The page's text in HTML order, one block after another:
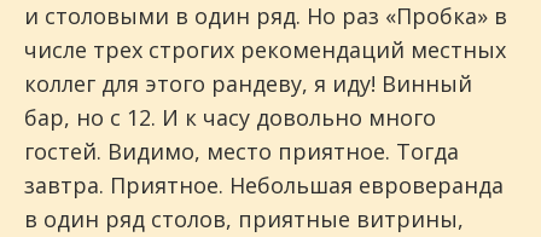
и столовыми в один ряд. Но раз «Пробка» в
числе трех строгих рекомендаций местных
коллег для этого рандеву, я иду! Винный
бар, но с 12. И к часу довольно много
гостей. Видимо, место приятное. Тогда
завтра. Приятное. Небольшая евроверанда
в один ряд столов, приятные витрины,